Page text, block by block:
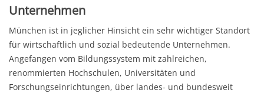
Unternehmen
München ist in jeglicher Hinsicht ein sehr wichtiger Standort
für wirtschaftlich und sozial bedeutende Unternehmen.
Angefangen vom Bildungssystem mit zahlreichen,
renommierten Hochschulen, Universitäten und
Forschungseinrichtungen, über landes- und bundesweit